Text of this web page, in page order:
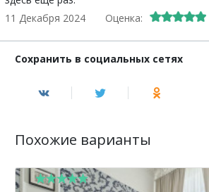
11 Декабря 2024
Оценка:
Сохранить в социальных сетях
Похожие варианты